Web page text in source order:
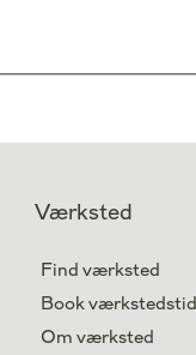
Værksted
Find værksted
Book værkstedstid
Om værksted